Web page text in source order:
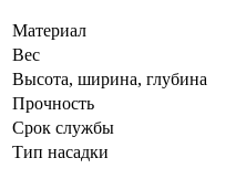
Материал
Вес
Высота, ширина, глубина
Прочность
Срок службы
Тип насадки